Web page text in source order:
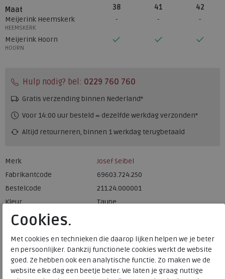
Maat 38 41
42
Meijerink Heemskerk
HEEMSKERK
Meijerink Hoorn
HOORN
Hulp nodig? bel: 0229 760 760
Gratis verzending binnen Nederland*
Voor 14:00 uur besteld = dezelfde werkdag verzonden*
Altijd retourneren, binnen 1 werkdag terugbetaald
Merk
Josef Seibel
Fabrikantcode
69603.724.250
Bestelcode
211.24.000001
Kleur
Taupe
Uitneembaar voetbed
nee
Cookies.
Met cookies en technieken die daarop lijken helpen we je beter
en persoonlijker. Dankzij functionele cookies werkt de website
goed. Ze hebben ook een analytische functie. Zo maken we de
website elke dag een beetje beter. We laten je graag nuttige